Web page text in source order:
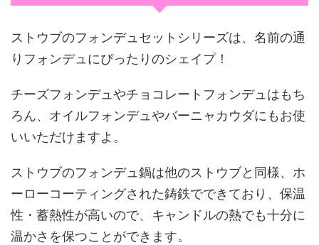
ストウブのフォンデュセットシリーズは、名前の通
りフォンデュにぴったりのシェイプ！
チーズフォンデュやチョコレートフォンデュはもち
ろん、オイルフォンデュやバーニャカウダにもお使
いいただけますよ。
ストウブのフォンデュ鍋は他のストウブと同様、ホ
ーローコーティングされた鋳鉄でできており、保温
性・蓄熱性が高いので、キャンドルの熱でも十分に
温かさを保つことができます。